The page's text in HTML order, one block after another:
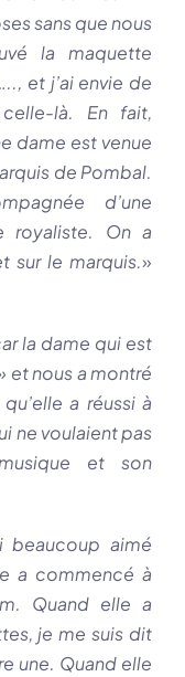
sans que nous
la maquette
et j’ai envie de
là. En fait,
dame est venue
de Pombal.
d’une
royaliste. On a
sur le marquis.»
la dame qui est
et nous a montré
a réussi à
ne voulaient pas
et son
beaucoup aimé
a commencé à
Quand elle a
je me suis dit
une. Quand elle